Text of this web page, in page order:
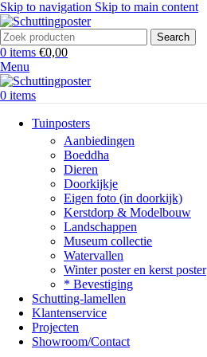
Skip to navigation Skip to main content
Search
0 items €0,00
Menu
0 items
Tuinposters
Aanbiedingen
Boeddha
Dieren
Doorkijkje
Eigen foto (in doorkijk)
Kerstdorp & Modelbouw
Landschappen
Museum collectie
Watervallen
Winter poster en kerst poster
* Bevestiging
Schutting-lamellen
Klantenservice
Projecten
Showroom/Contact